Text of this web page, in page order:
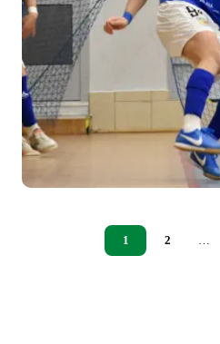
1 2 …